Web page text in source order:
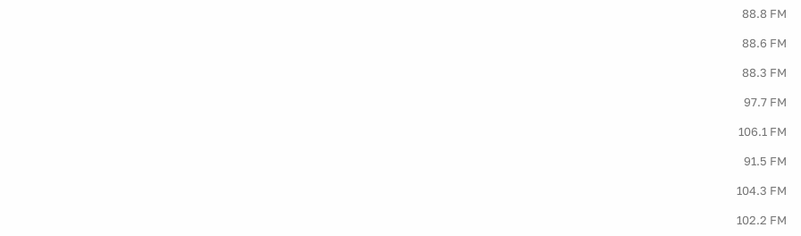
88.8 FM
88.6 FM
88.3 FM
97.7 FM
106.1 FM
91.5 FM
104.3 FM
102.2 FM